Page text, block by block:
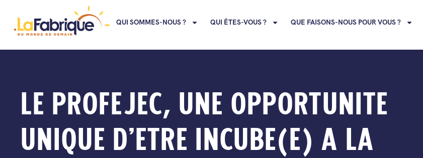
QUI SOMMES-NOUS ? QUI ÊTES-VOUS ? QUE FAISONS-NOUS POUR VOUS ?
LE PROFEJEC, UNE OPPORTUNITE
UNIQUE D’ETRE INCUBE(E) A LA